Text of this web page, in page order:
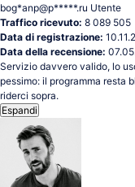
bog*anp@p*****.ru Utente
Traffico ricevuto: 8 089 505
Data di registrazione:
Data della recensione:
Servizio davvero valido, lo
pessimo: il programma resta
riderci sopra.
Espandi